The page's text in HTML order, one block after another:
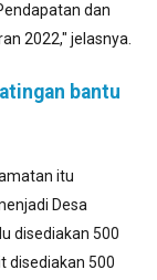
dan
2022," jelasnya.
bantu
itu
Desa
disediakan 500
disediakan 500